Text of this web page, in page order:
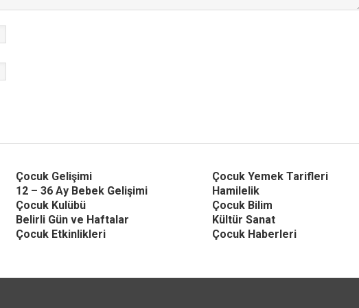
Çocuk Gelişimi Çocuk Yemek Tarifleri
12 – 36 Ay Bebek Gelişimi Hamilelik
Çocuk Kulübü Çocuk Bilim
Belirli Gün ve Haftalar Kültür Sanat
Çocuk Etkinlikleri Çocuk Haberleri